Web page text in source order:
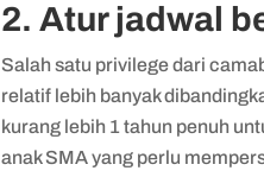
2. Atur jadwal
Salah satu privilege dari
relatif lebih banyak
kurang lebih 1 tahun penuh
anak SMA yang perlu